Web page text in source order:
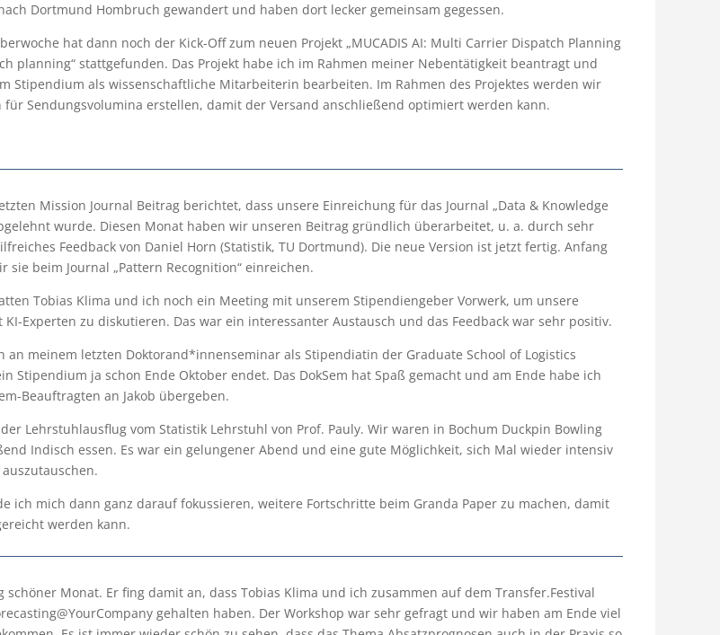
Dortmund Hombruch gewandert und haben dort lecker gemeinsam gegessen.
hat dann noch der Kick-Off zum neuen Projekt „MUCADIS AI: Multi Carrier Dispatch Planning
planning“ stattgefunden. Das Projekt habe ich im Rahmen meiner Nebentätigkeit beantragt und
Stipendium als wissenschaftliche Mitarbeiterin bearbeiten. Im Rahmen des Projektes werden wir
für Sendungsvolumina erstellen, damit der Versand anschließend optimiert werden kann.
Mission Journal Beitrag berichtet, dass unsere Einreichung für das Journal „Data & Knowledge
wurde. Diesen Monat haben wir unseren Beitrag gründlich überarbeitet, u. a. durch sehr
Feedback von Daniel Horn (Statistik, TU Dortmund). Die neue Version ist jetzt fertig. Anfang
sie beim Journal „Pattern Recognition“ einreichen.
Tobias Klima und ich noch ein Meeting mit unserem Stipendiengeber Vorwerk, um unsere
Experten zu diskutieren. Das war ein interessanter Austausch und das Feedback war sehr positiv.
an meinem letzten Doktorand*innenseminar als Stipendiatin der Graduate School of Logistics
Stipendium ja schon Ende Oktober endet. Das DokSem hat Spaß gemacht und am Ende habe ich
Beauftragten an Jakob übergeben.
Lehrstuhlausflug vom Statistik Lehrstuhl von Prof. Pauly. Wir waren in Bochum Duckpin Bowling
Indisch essen. Es war ein gelungener Abend und eine gute Möglichkeit, sich Mal wieder intensiv
ich mich dann ganz darauf fokussieren, weitere Fortschritte beim Granda Paper zu machen, damit
werden kann.
schöner Monat. Er fing damit an, dass Tobias Klima und ich zusammen auf dem Transfer.Festival
gehalten haben. Der Workshop war sehr gefragt und wir haben am Ende viel